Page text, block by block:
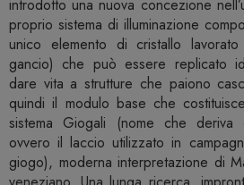
introdotto una nuova concezione
proprio sistema di illuminazione
unico elemento di cristallo
gancio) che può essere replicato
dare vita a strutture che paiono
quindi il modulo base che
sistema Giogali (nome che deriva
ovvero il laccio utilizzato in
giogo), moderna interpretazione di